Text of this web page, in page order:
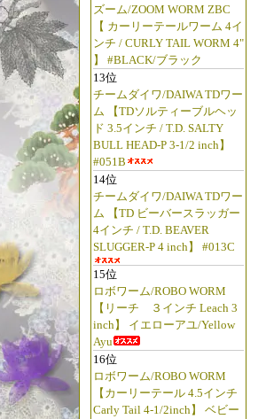
ズーム/ZOOM WORM ZBC
【 カーリーテールワーム 4イ
ンチ / CURLY TAIL WORM 4"
】 #BLACK/ブラック
13位
チームダイワ/DAIWA TDワー
ム 【TDソルティーブルヘッ
ド 3.5インチ / T.D. SALTY
BULL HEAD-P 3-1/2 inch】
#051B
14位
チームダイワ/DAIWA TDワー
ム 【TD ビーバースラッガー
4インチ / T.D. BEAVER
SLUGGER-P 4 inch】 #013C
15位
ロボワーム/ROBO WORM
【リーチ ３インチ Leach 3
inch】 イエローアユ/Yellow
Ayu
16位
ロボワーム/ROBO WORM
【カーリーテール 4.5インチ
Carly Tail 4-1/2inch】 ベビー